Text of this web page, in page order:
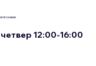
з нами
12:00-16:00